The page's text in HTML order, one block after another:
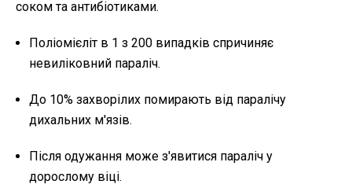
соком та антибіотиками.
Поліомієліт в 1 з 200 випадків спричиняє
невиліковний параліч.
До 10% захворілих помирають від паралічу
дихальних м'язів.
Після одужання може з'явитися параліч у
дорослому віці.